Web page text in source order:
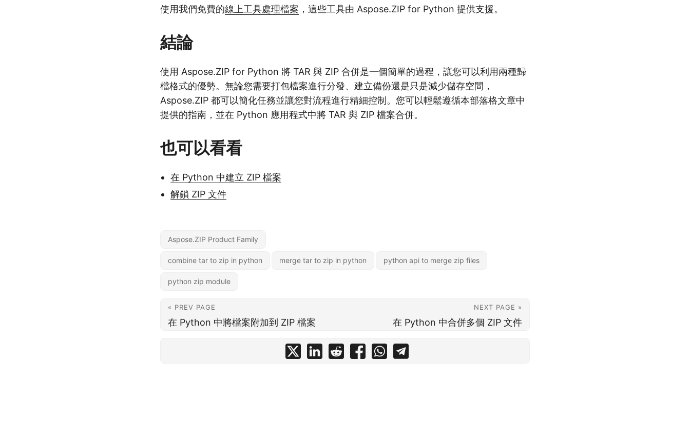
使用我們免費的線上工具處理檔案 ，這些工具由 Aspose.ZIP for Python 提供支援。
結論
使用 Aspose.ZIP for Python 將 TAR 與 ZIP 合併是一個簡單的過程，讓您可以利用兩種歸
檔格式的優勢。無論您需要打包檔案進行分發、建立備份還是只是減少儲存空間，
Aspose.ZIP 都可以簡化任務並讓您對流程進行精細控制。您可以輕鬆遵循本部落格文章中
提供的指南，並在 Python 應用程式中將 TAR 與 ZIP 檔案合併。
也可以看看
在 Python 中建立 ZIP 檔案
解鎖 ZIP 文件
Aspose.ZIP Product Family
combine tar to zip in python merge tar to zip in python python api to merge zip files
python zip module
« PREV PAGE
在 Python 中將檔案附加到 ZIP 檔案
NEXT PAGE »
在 Python 中合併多個 ZIP 文件